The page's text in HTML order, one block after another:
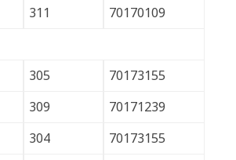
311
70170109
305
70173155
309
70171239
304
70173155